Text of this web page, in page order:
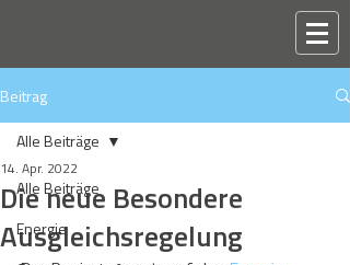
Beitrag
Alle Beiträge
Energie
Alle Beiträge
Die neue Besondere
Ausgleichsregelung
14. Apr. 2022